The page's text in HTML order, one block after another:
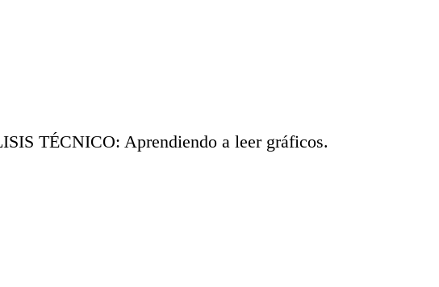
TÉCNICO: Aprendiendo a leer gráficos.